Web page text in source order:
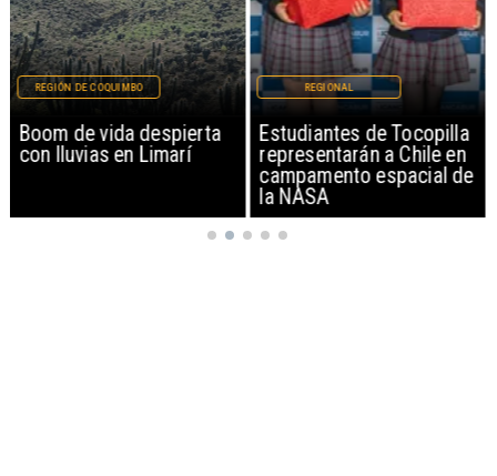
Boom de vida despierta
con lluvias en Limarí
REGIÓN DE COQUIMBO
Estudiantes de Tocopilla
representarán a Chile en
campamento espacial de
la NASA
REGIONAL